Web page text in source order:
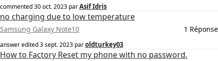
commented30 oct. 2023 parAsif Idris
no charging due to low temperature
Samsung Galaxy Note10 1 Réponse
answer edited3 sept. 2023 paroldturkey03
How to Factory Reset my phone with no password.